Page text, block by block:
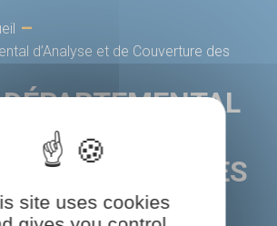
-d’Analyse et de Couverture des
ET DE
DES RISQUES
site uses cookies